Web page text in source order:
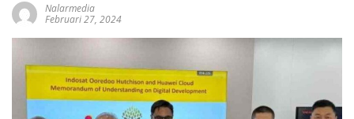
Nalarmedia
Februari 27, 2024